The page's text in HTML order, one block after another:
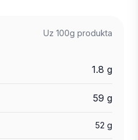
Uz 100g produkta
1.8 g
59 g
52 g